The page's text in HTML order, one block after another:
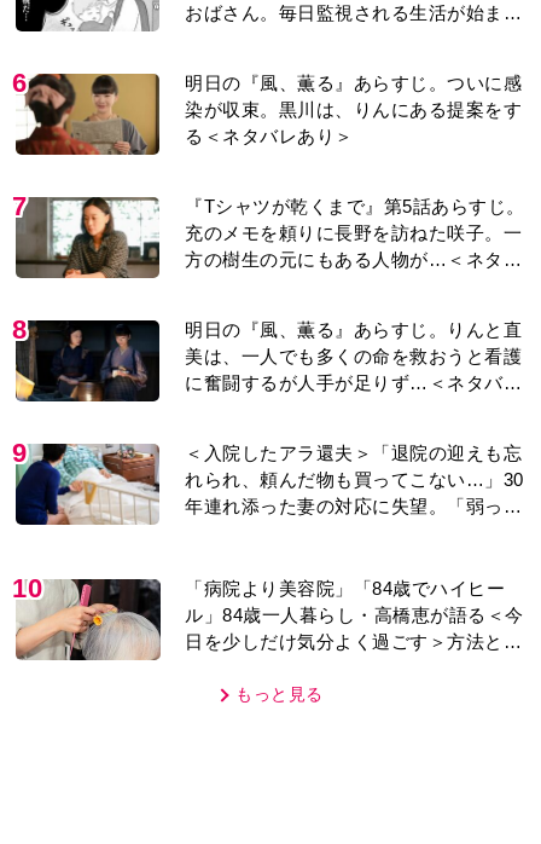
おばさん。毎日監視される生活が始ま
6
明日の『風、薫る』あらすじ。ついに感
染が収束。黒川は、りんにある提案をす
る＜ネタバレあり＞
7
『Tシャツが乾くまで』第5話あらすじ。
充のメモを頼りに長野を訪ねた咲子。一
方の樹生の元にもある人物が…＜ネタバ
8
明日の『風、薫る』あらすじ。りんと直
美は、一人でも多くの命を救おうと看護
に奮闘するが人手が足りず…＜ネタバレ
9
＜入院したアラ還夫＞「退院の迎えも忘
れられ、頼んだ物も買ってこない…」30
年連れ添った妻の対応に失望。「弱った
10
「病院より美容院」「84歳でハイヒー
ル」84歳一人暮らし・高橋恵が語る＜今
日を少しだけ気分よく過ごす＞方法と
もっと見る